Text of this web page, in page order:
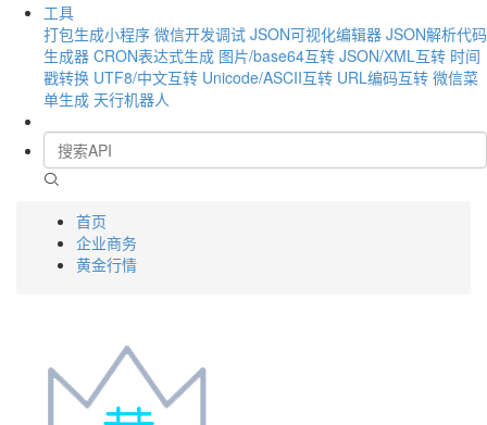
工具
打包生成小程序 微信开发调试 JSON可视化编辑器 JSON解析代码
生成器 CRON表达式生成 图片/base64互转 JSON/XML互转 时间
戳转换 UTF8/中文互转 Unicode/ASCII互转 URL编码互转 微信菜
单生成 天行机器人
首页
企业商务
黄金行情